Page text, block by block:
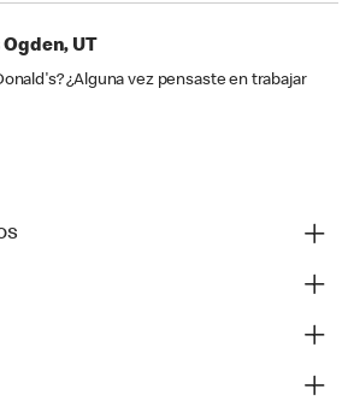
UT
¿Alguna vez pensaste en trabajar